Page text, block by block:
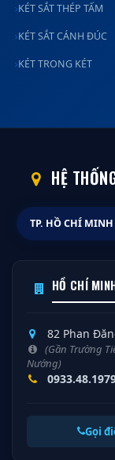
KÉT SẮT THÉP TẤM
KÉT SẮT CÁNH ĐÚC
KÉT TRONG KÉT
HỆ
TP. HỒ CHÍ MINH
HỒ CHÍ
82 Phan
(Gần Trường
Nướng)
Gọi